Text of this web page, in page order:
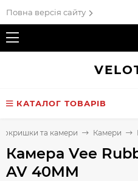
Повна версія сайту
VELO
КАТАЛОГ ТОВАРІВ
та камери Камери
Камера Vee
AV 40MM